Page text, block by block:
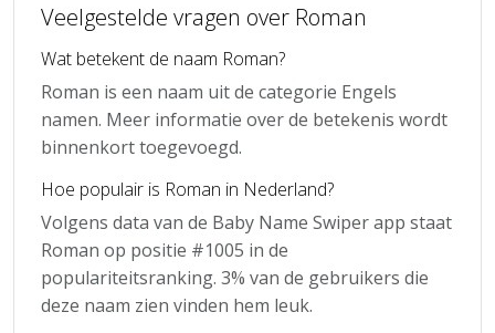
Veelgestelde vragen over Roman
Wat betekent de naam Roman?
Roman is een naam uit de categorie Engels
namen. Meer informatie over de betekenis wordt
binnenkort toegevoegd.
Hoe populair is Roman in Nederland?
Volgens data van de Baby Name Swiper app staat
Roman op positie #1005 in de
populariteitsranking. 3% van de gebruikers die
deze naam zien vinden hem leuk.